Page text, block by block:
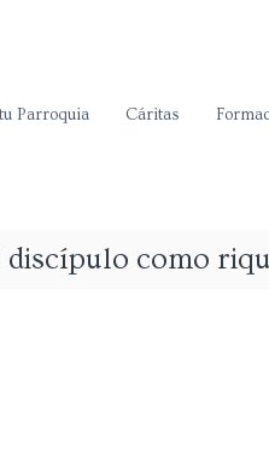
Parroquia Cáritas
como